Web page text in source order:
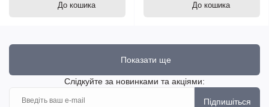
До кошика До кошика
Показати ще
Слідкуйте за новинками та акціями:
Підпишіться